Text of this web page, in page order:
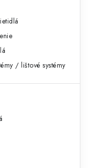
/ lištové systémy